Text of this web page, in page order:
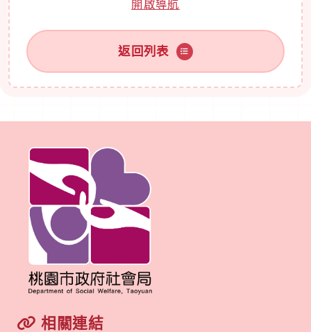
開啟導航
返回列表
相關連結